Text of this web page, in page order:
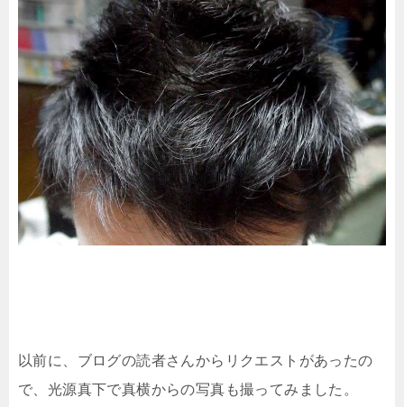
以前に、ブログの読者さんからリクエストがあったの
で、光源真下で真横からの写真も撮ってみました。